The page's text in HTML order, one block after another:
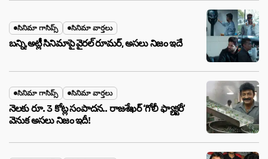
సినిమా గాసిప్స్ సినిమా వార్తలు
బన్ని,అట్లీ సినిమాపై వైరల్ రూమర్, అసలు నిజం ఇదే
సినిమా గాసిప్స్ సినిమా వార్తలు
నెలకు రూ. 3 కోట్ల సంపాదన.. రాజశేఖర్ ‘గోలీ ఫ్యాక్టరీ’
వెనుక అసలు నిజం ఇదీ!